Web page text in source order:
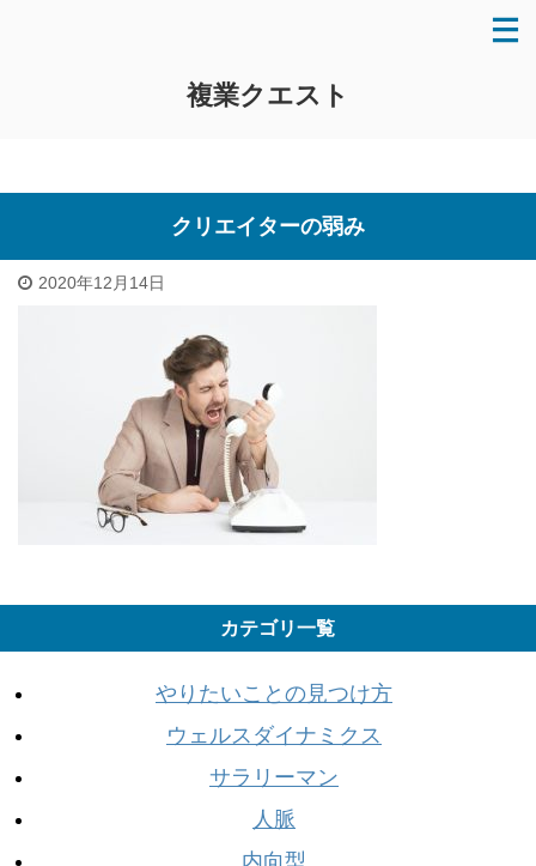
複業クエスト
クリエイターの弱み
2020年12月14日
カテゴリ一覧
やりたいことの見つけ方
ウェルスダイナミクス
サラリーマン
人脈
内向型